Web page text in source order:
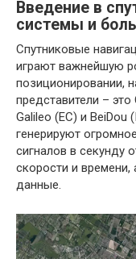
Введение в
системы и
Спутниковые
играют важнейшую
позиционировании,
представители –
Galileo (ЕС) и
генерируют
сигналов в секунду
скорости и
данные.